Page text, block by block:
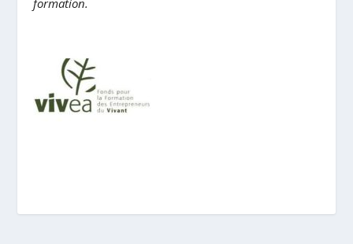
formation.